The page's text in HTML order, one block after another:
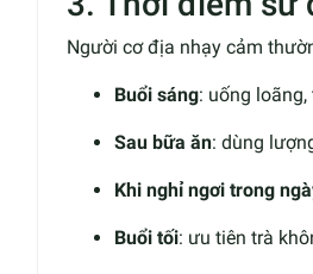
Người cơ địa nhạy cảm
Buổi sáng: uống
Sau bữa ăn: dùng
Khi nghỉ ngơi trong
Buổi tối: ưu tiên trà